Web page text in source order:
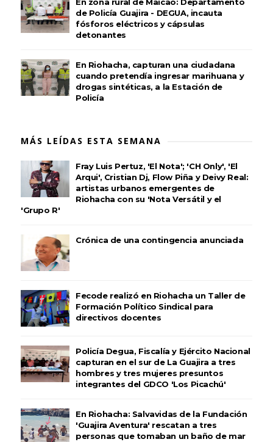
En zona rural de Maicao: Departamento
de Policía Guajira - DEGUA, incauta
fósforos eléctricos y cápsulas
detonantes
En Riohacha, capturan una ciudadana
cuando pretendía ingresar marihuana y
drogas sintéticas, a la Estación de
Policía
MÁS LEÍDAS ESTA SEMANA
Fray Luis Pertuz, 'El Nota'; 'CH Only', 'El
Arqui', Cristian Dj, Flow Piña y Deivy Real:
artistas urbanos emergentes de
Riohacha con su 'Nota Versátil y el
'Grupo R'
Crónica de una contingencia anunciada
Fecode realizó en Riohacha un Taller de
Formación Político Sindical para
directivos docentes
Policía Degua, Fiscalía y Ejército Nacional
capturan en el sur de La Guajira a tres
hombres y tres mujeres presuntos
integrantes del GDCO 'Los Picachú'
En Riohacha: Salvavidas de la Fundación
'Guajira Aventura' rescatan a tres
personas que tomaban un baño de mar